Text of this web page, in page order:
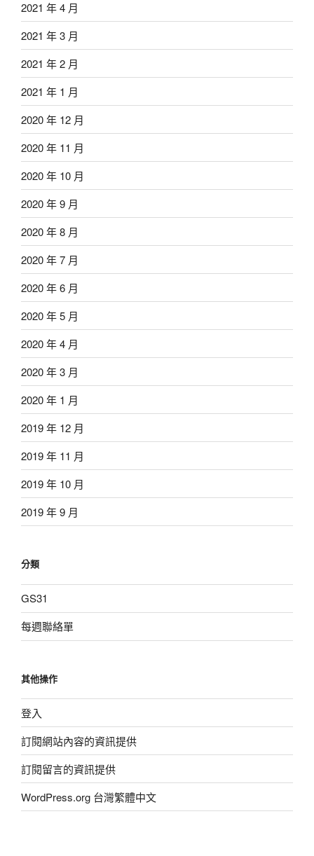
2021 年 4 月
2021 年 3 月
2021 年 2 月
2021 年 1 月
2020 年 12 月
2020 年 11 月
2020 年 10 月
2020 年 9 月
2020 年 8 月
2020 年 7 月
2020 年 6 月
2020 年 5 月
2020 年 4 月
2020 年 3 月
2020 年 1 月
2019 年 12 月
2019 年 11 月
2019 年 10 月
2019 年 9 月
分類
GS31
每週聯絡單
其他操作
登入
訂閱網站內容的資訊提供
訂閱留言的資訊提供
WordPress.org 台灣繁體中文